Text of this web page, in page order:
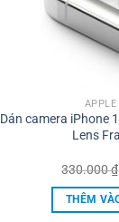
Dán camera iPhone
Lens
330.000₫
THÊM